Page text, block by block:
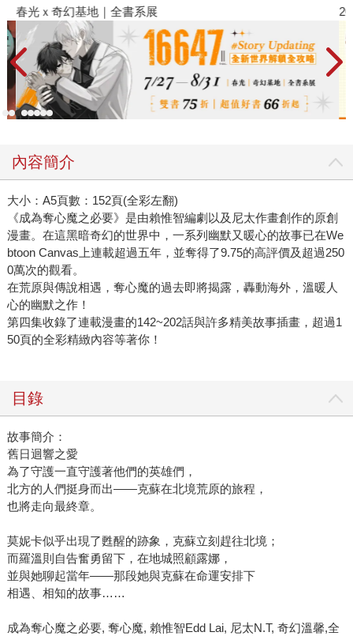
春光ｘ奇幻基地｜全書系展
內容簡介
大小：A5頁數：152頁(全彩左翻)
《成為奪心魔之必要》是由賴惟智編劇以及尼太作畫創作的原創
漫畫。在這黑暗奇幻的世界中，一系列幽默又暖心的故事已在We
btoon Canvas上連載超過五年，並奪得了9.75的高評價及超過250
0萬次的觀看。
在荒原與傳說相遇，奪心魔的過去即將揭露，轟動海外，溫暖人
心的幽默之作！
第四集收錄了連載漫畫的142~202話與許多精美故事插畫，超過1
50頁的全彩精緻內容等著你！
目錄
故事簡介：
舊日迴響之愛
為了守護一直守護著他們的英雄們，
北方的人們挺身而出——克蘇在北境荒原的旅程，
也將走向最終章。
莫妮卡似乎出現了甦醒的跡象，克蘇立刻趕往北境；
而羅溫則自告奮勇留下，在地城照顧露娜，
並與她聊起當年——那段她與克蘇在命運安排下
相遇、相知的故事……
成為奪心魔之必要, 奪心魔, 賴惟智Edd Lai, 尼太N.T, 奇幻溫馨,全